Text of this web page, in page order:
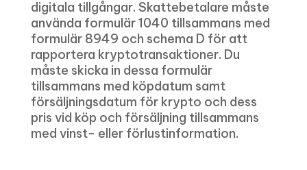
digitala tillgångar. Skattebetalare måste
använda formulär 1040 tillsammans med
formulär 8949 och schema D för att
rapportera kryptotransaktioner. Du
måste skicka in dessa formulär
tillsammans med köpdatum samt
försäljningsdatum för krypto och dess
pris vid köp och försäljning tillsammans
med vinst- eller förlustinformation.